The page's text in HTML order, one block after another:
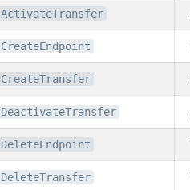
ActivateTransfer
CreateEndpoint
CreateTransfer
DeactivateTransfer
DeleteEndpoint
DeleteTransfer